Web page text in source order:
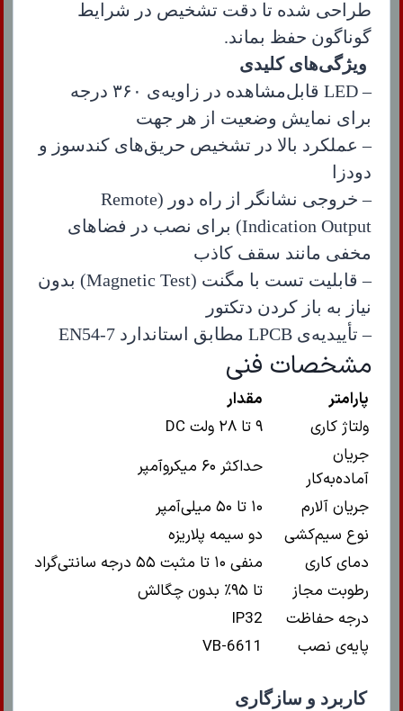
طراحی شده تا دقت تشخیص در شرایط
گوناگون حفظ بماند.
ویژگی‌های کلیدی
– LED قابل‌مشاهده در زاویه‌ی ۳۶۰ درجه
برای نمایش وضعیت از هر جهت
– عملکرد بالا در تشخیص حریق‌های کندسوز و
دودزا
– خروجی نشانگر از راه دور (Remote
Indication Output) برای نصب در فضاهای
مخفی مانند سقف کاذب
– قابلیت تست با مگنت (Magnetic Test) بدون
نیاز به باز کردن دتکتور
– تأییدیه‌ی LPCB مطابق استاندارد EN54-7
مشخصات فنی
پارامتر
مقدار
ولتاژ کاری
۹ تا ۲۸ ولت DC
جریان
آماده‌به‌کار
حداکثر ۶۰ میکروآمپر
جریان آلارم
۱۰ تا ۵۰ میلی‌آمپر
نوع سیم‌کشی
دو سیمه پلاریزه
دمای کاری
منفی ۱۰ تا مثبت ۵۵ درجه سانتی‌گراد
رطوبت مجاز
تا ۹۵٪ بدون چگالش
درجه حفاظت
IP32
پایه‌ی نصب
VB-6611
کاربرد و سازگاری